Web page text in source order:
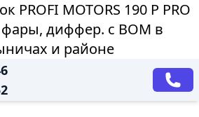
PROFI MOTORS 190 P PRO
фары, диффер. с ВОМ в
и районе